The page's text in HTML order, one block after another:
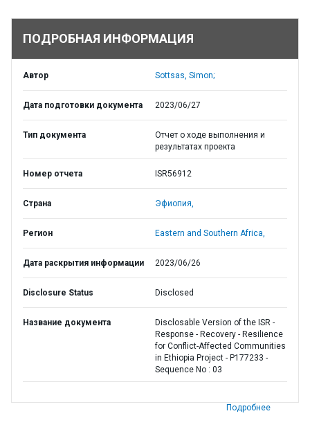
ПОДРОБНАЯ ИНФОРМАЦИЯ
Автор Sottsas, Simon;
Дата подготовки документа 2023/06/27
Тип документа
Отчет о ходе выполнения и
результатах проекта
Номер отчета ISR56912
Страна Эфиопия,
Регион Eastern and Southern Africa,
Дата раскрытия информации 2023/06/26
Disclosure Status Disclosed
Название документа
Disclosable Version of the ISR -
Response - Recovery - Resilience
for Conflict-Affected Communities
in Ethiopia Project - P177233 -
Sequence No : 03
Подробнее